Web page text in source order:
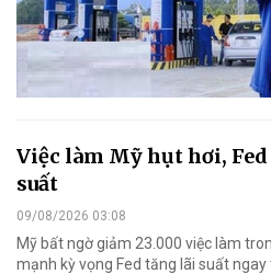
Việc làm Mỹ hụt hơi,
suất
09/08/2026 03:08
Mỹ bất ngờ giảm 23.000 việc làm
mạnh kỳ vọng Fed tăng lãi suất ngay